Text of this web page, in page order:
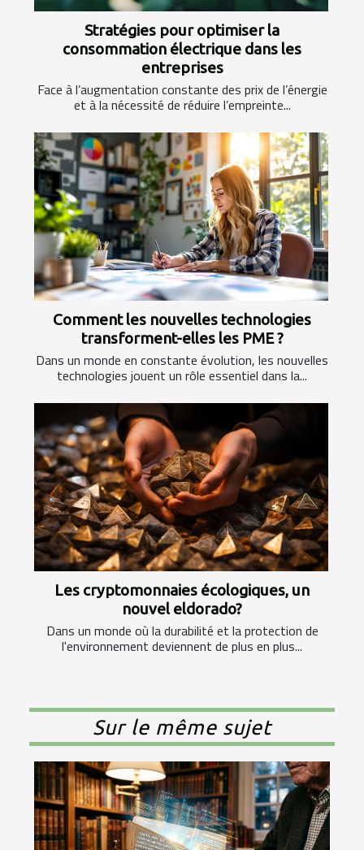
Stratégies pour optimiser la
consommation électrique dans les
entreprises
Face à l’augmentation constante des prix de l’énergie
et à la nécessité de réduire l’empreinte...
Comment les nouvelles technologies
transforment-elles les PME ?
Dans un monde en constante évolution, les nouvelles
technologies jouent un rôle essentiel dans la...
Les cryptomonnaies écologiques, un
nouvel eldorado?
Dans un monde où la durabilité et la protection de
l'environnement deviennent de plus en plus...
Sur le même sujet